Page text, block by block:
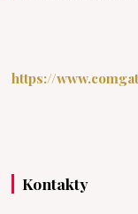
https://
Kontakty